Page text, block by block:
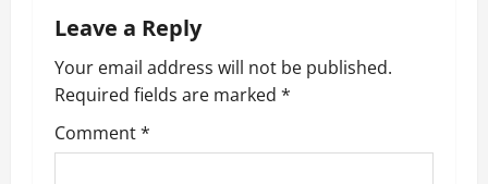
a
v
i
g
Leave a Reply
Your email address will not be published.
Required fields are marked *
Comment*